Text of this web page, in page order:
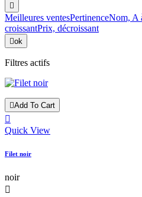

Meilleures ventesPertinenceNom, A
croissantPrix, décroissant
ok
Filtres actifs
Add To Cart

Quick View
Filet noir
noir
